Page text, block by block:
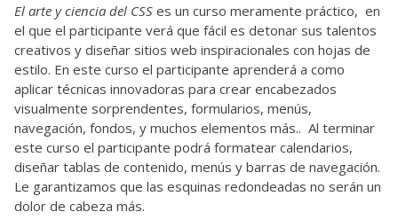
El arte y ciencia del CSS es un curso meramente práctico, en
el que el participante verá que fácil es detonar sus talentos
creativos y diseñar sitios web inspiracionales con hojas de
estilo. En este curso el participante aprenderá a como
aplicar técnicas innovadoras para crear encabezados
visualmente sorprendentes, formularios, menús,
navegación, fondos, y muchos elementos más.. Al terminar
este curso el participante podrá formatear calendarios,
diseñar tablas de contenido, menús y barras de navegación.
Le garantizamos que las esquinas redondeadas no serán un
dolor de cabeza más.